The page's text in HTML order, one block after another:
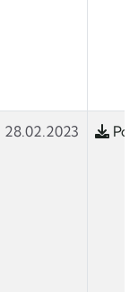
28.02.2023